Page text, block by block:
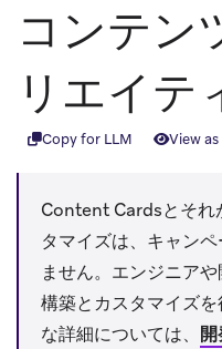
コンテン
リエイテ
Copy for LLM View
Content Cardsとそれ
タマイズは、キャン
ません。エンジニア
構築とカスタマイズ
な詳細については、